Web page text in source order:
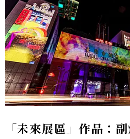
「未來展區」作品：